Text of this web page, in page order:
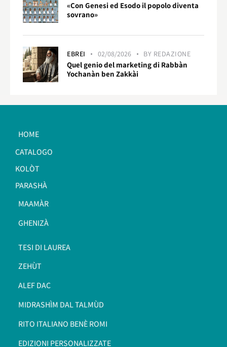
«Con Genesi ed Esodo il popolo diventa
sovrano»
EBREI 02/08/2026 BY REDAZIONE
Quel genio del marketing di Rabbàn
Yochanàn ben Zakkài
HOME
CATALOGO
KOLÒT
PARASHÀ
MAAMÀR
GHENIZÀ
TESI DI LAUREA
ZEHÙT
ALEF DAC
MIDRASHÌM DAL TALMÙD
RITO ITALIANO BENÈ ROMI​
EDIZIONI PERSONALIZZATE